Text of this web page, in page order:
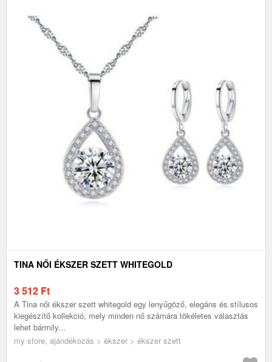
TINA NŐI ÉKSZER SZETT WHITEGOLD
3 512 Ft
A Tina női ékszer szett whitegold egy lenyűgöző, elegáns és stílusos
kiegészítő kollekció, mely minden nő számára tökéletes választás
lehet bármily...
my store, ajándékozás > ékszer > ékszer szett